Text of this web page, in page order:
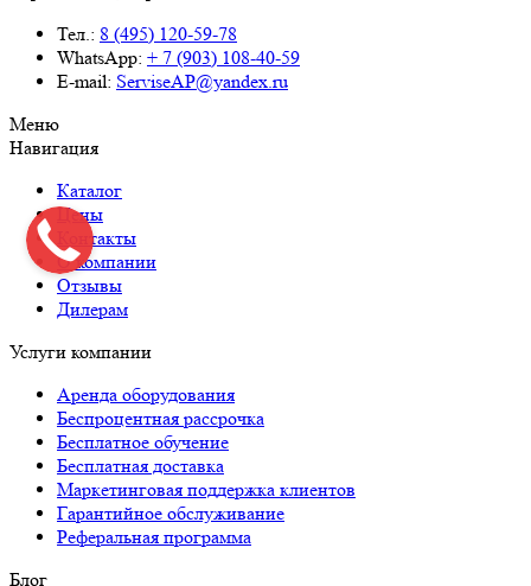
Тел.: 8 (495) 120-59-78
WhatsApp: + 7 (903) 108-40-59
E-mail: ServiseAP@yandex.ru
Меню
Навигация
Каталог
Цены
Контакты
О компании
Отзывы
Дилерам
Услуги компании
Аренда оборудования
Беспроцентная рассрочка
Бесплатное обучение
Бесплатная доставка
Маркетинговая поддержка клиентов
Гарантийное обслуживание
Реферальная программа
Блог